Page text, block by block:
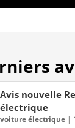
Avis nouvelle
électrique
voiture électrique |